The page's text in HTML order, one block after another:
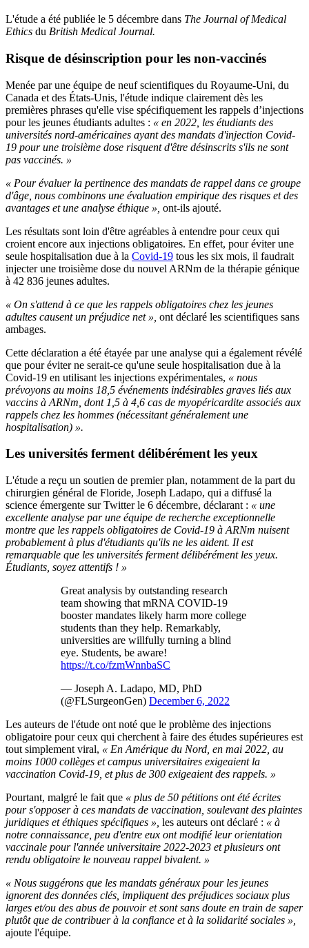
L'étude a été publiée le 5 décembre dans The Journal of Medical
Ethics du British Medical Journal.
Risque de désinscription pour les non-vaccinés
Menée par une équipe de neuf scientifiques du Royaume-Uni, du
Canada et des États-Unis, l'étude indique clairement dès les
premières phrases qu'elle vise spécifiquement les rappels d’injections
pour les jeunes étudiants adultes : « en 2022, les étudiants des
universités nord-américaines ayant des mandats d'injection Covid-
19 pour une troisième dose risquent d'être désinscrits s'ils ne sont
pas vaccinés. »
« Pour évaluer la pertinence des mandats de rappel dans ce groupe
d'âge, nous combinons une évaluation empirique des risques et des
avantages et une analyse éthique », ont-ils ajouté.
Les résultats sont loin d'être agréables à entendre pour ceux qui
croient encore aux injections obligatoires. En effet, pour éviter une
seule hospitalisation due à la Covid-19 tous les six mois, il faudrait
injecter une troisième dose du nouvel ARNm de la thérapie génique
à 42 836 jeunes adultes.
« On s'attend à ce que les rappels obligatoires chez les jeunes
adultes causent un préjudice net », ont déclaré les scientifiques sans
ambages.
Cette déclaration a été étayée par une analyse qui a également révélé
que pour éviter ne serait-ce qu'une seule hospitalisation due à la
Covid-19 en utilisant les injections expérimentales, « nous
prévoyons au moins 18,5 événements indésirables graves liés aux
vaccins à ARNm, dont 1,5 à 4,6 cas de myopéricardite associés aux
rappels chez les hommes (nécessitant généralement une
hospitalisation) ».
Les universités ferment délibérément les yeux
L'étude a reçu un soutien de premier plan, notamment de la part du
chirurgien général de Floride, Joseph Ladapo, qui a diffusé la
science émergente sur Twitter le 6 décembre, déclarant : « une
excellente analyse par une équipe de recherche exceptionnelle
montre que les rappels obligatoires de Covid-19 à ARNm nuisent
probablement à plus d'étudiants qu'ils ne les aident. Il est
remarquable que les universités ferment délibérément les yeux.
Étudiants, soyez attentifs ! »
Great analysis by outstanding research
team showing that mRNA COVID-19
booster mandates likely harm more college
students than they help. Remarkably,
universities are willfully turning a blind
eye. Students, be aware!
https://t.co/fzmWnnbaSC
— Joseph A. Ladapo, MD, PhD
(@FLSurgeonGen) December 6, 2022
Les auteurs de l'étude ont noté que le problème des injections
obligatoire pour ceux qui cherchent à faire des études supérieures est
tout simplement viral, « En Amérique du Nord, en mai 2022, au
moins 1000 collèges et campus universitaires exigeaient la
vaccination Covid-19, et plus de 300 exigeaient des rappels. »
Pourtant, malgré le fait que « plus de 50 pétitions ont été écrites
pour s'opposer à ces mandats de vaccination, soulevant des plaintes
juridiques et éthiques spécifiques », les auteurs ont déclaré : « à
notre connaissance, peu d'entre eux ont modifié leur orientation
vaccinale pour l'année universitaire 2022-2023 et plusieurs ont
rendu obligatoire le nouveau rappel bivalent. »
« Nous suggérons que les mandats généraux pour les jeunes
ignorent des données clés, impliquent des préjudices sociaux plus
larges et/ou des abus de pouvoir et sont sans doute en train de saper
plutôt que de contribuer à la confiance et à la solidarité sociales »,
ajoute l'équipe.